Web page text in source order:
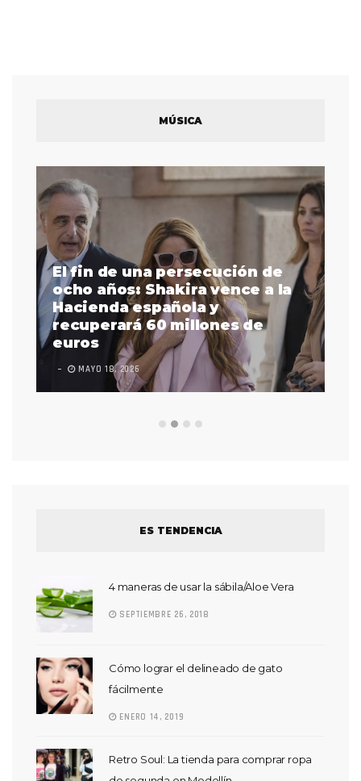
MÚSICA
El fin de una persecución de
ocho años: Shakira vence a la
Hacienda española y
recuperará 60 millones de
euros
MAYO 18, 2026
ES TENDENCIA
4 maneras de usar la sábila/Aloe Vera
SEPTIEMBRE 26, 2018
Cómo lograr el delineado de gato
fácilmente
ENERO 14, 2019
Retro Soul: La tienda para comprar ropa